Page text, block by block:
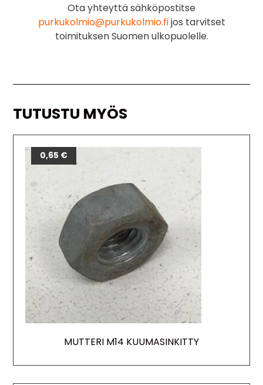
Ota yhteyttä sähköpostitse
purkukolmio@purkukolmio.fijos tarvitset
toimituksen Suomen ulkopuolelle.
TUTUSTU MYÖS
MUTTERI M14 KUUMASINKITTY
0,65 €